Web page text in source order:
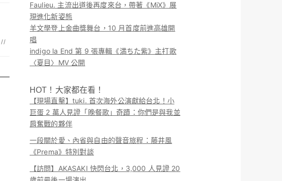
//
Faulieu. 主流出道後再度來台，帶著《MiX》展
現進化新姿態
羊文學登上金曲獎舞台，10 月首度前進高雄開
唱
indigo la End 第 9 張專輯《満ちた紫》主打歌
〈夏目〉MV 公開
HOT！大家都在看！
【現場直擊】tuki. 首次海外公演獻給台北！小
巨蛋 2 萬人見證「晚餐歌」奇蹟：你們是與我並
肩奮戰的夥伴
一段關於愛、內省與自由的聲音旅程：藤井風
《Prema》特別對談
【訪問】AKASAKI 快閃台北，3,000 人見證 20